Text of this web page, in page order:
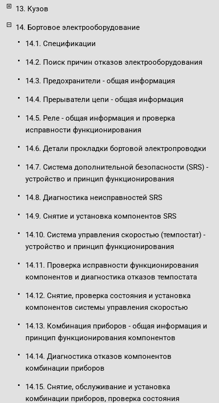
13. Кузов
14. Бортовое электрооборудование
14.1. Спецификации
14.2. Поиск причин отказов электрооборудования
14.3. Предохранители - общая информация
14.4. Прерыватели цепи - общая информация
14.5. Реле - общая информация и проверка
исправности функционирования
14.6. Детали прокладки бортовой электропроводки
14.7. Система дополнительной безопасности (SRS) -
устройство и принцип функционирования
14.8. Диагностика неисправностей SRS
14.9. Снятие и установка компонентов SRS
14.10. Система управления скоростью (темпостат) -
устройство и принцип функционирования
14.11. Проверка исправности функционирования
компонентов и диагностика отказов темпостата
14.12. Снятие, проверка состояния и установка
компонентов системы управления скоростью
14.13. Комбинация приборов - общая информация и
принцип функционирования компонентов
14.14. Диагностика отказов компонентов
комбинации приборов
14.15. Снятие, обслуживание и установка
комбинации приборов, проверка состояния